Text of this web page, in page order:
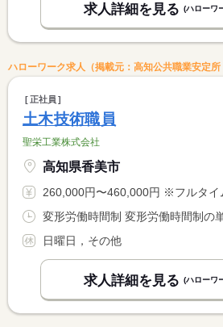
求人詳細を見る (ハローワ
ハローワーク求人（掲載元：高知公共職業安定
正社員
土木技術職員
聖栄工業株式会社
高知県香美市
260,000円〜460,000円 ※フルタイム求人の場合は月額（換算額）、パート
日曜日，その他
求人詳細を見る (ハローワ